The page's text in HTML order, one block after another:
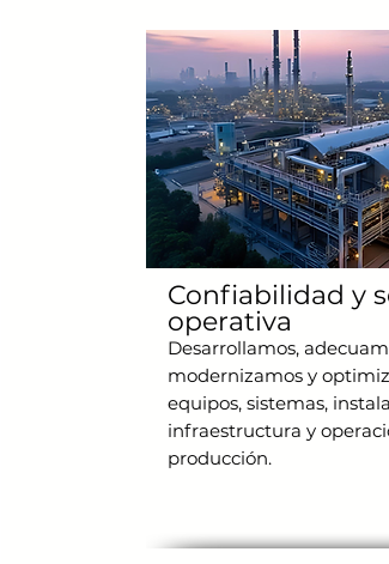
Confiabilidad y
operativa
Desarrollamos,
modernizamos y
equipos, sistemas,
infraestructura y
producción.